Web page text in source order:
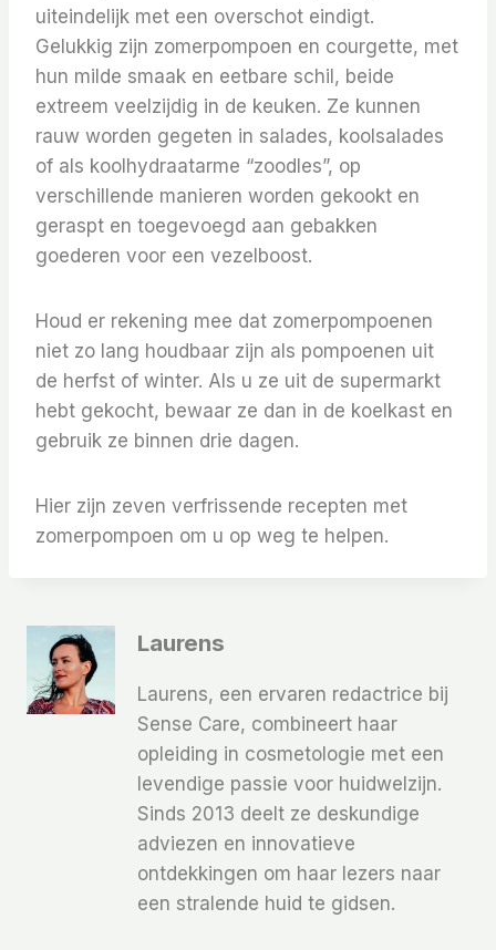
uiteindelijk met een overschot eindigt.
Gelukkig zijn zomerpompoen en courgette, met
hun milde smaak en eetbare schil, beide
extreem veelzijdig in de keuken. Ze kunnen
rauw worden gegeten in salades, koolsalades
of als koolhydraatarme “zoodles”, op
verschillende manieren worden gekookt en
geraspt en toegevoegd aan gebakken
goederen voor een vezelboost.
Houd er rekening mee dat zomerpompoenen
niet zo lang houdbaar zijn als pompoenen uit
de herfst of winter. Als u ze uit de supermarkt
hebt gekocht, bewaar ze dan in de koelkast en
gebruik ze binnen drie dagen.
Hier zijn zeven verfrissende recepten met
zomerpompoen om u op weg te helpen.
Laurens
Laurens, een ervaren redactrice bij
Sense Care, combineert haar
opleiding in cosmetologie met een
levendige passie voor huidwelzijn.
Sinds 2013 deelt ze deskundige
adviezen en innovatieve
ontdekkingen om haar lezers naar
een stralende huid te gidsen.